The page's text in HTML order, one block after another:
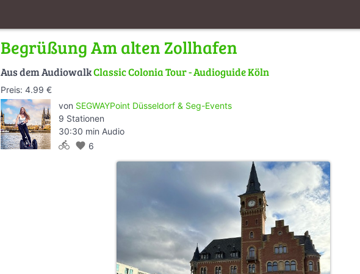
Begrüßung Am alten Zollhafen
Aus dem AudiowalkClassic Colonia Tour - Audioguide Köln
Preis: 4.99 €
von SEGWAYPoint Düsseldorf & Seg-Events
9 Stationen
30:30 min Audio
directions_bike favorite 6